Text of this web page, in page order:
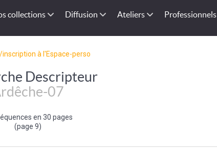
collections Diffusion Ateliers Professionnels
à l'Espace-perso
Descripteur
07
en 30 pages
(page 9)